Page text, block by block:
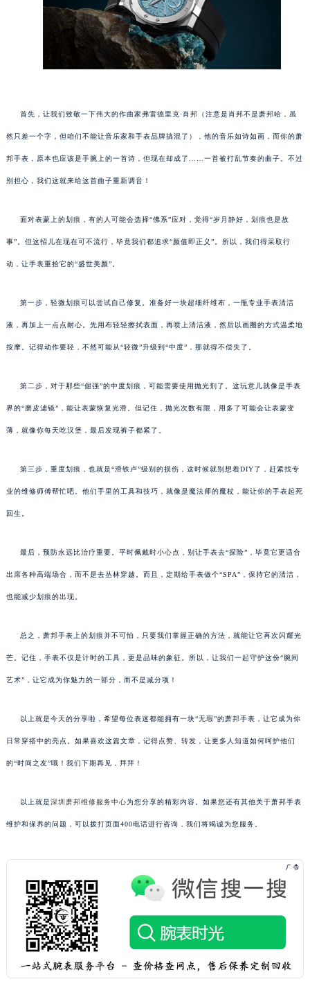
首先，让我们致敬一下伟大的作曲家弗雷德里克·肖邦（注意是肖邦不是萧邦哈，虽
然只差一个字，但咱们不能让音乐家和手表品牌搞混了），他的音乐如诗如画，而你的萧
邦手表，原本也应该是手腕上的一首诗，但现在却成了……一首被打乱节奏的曲子。不过
别担心，我们这就来给这首曲子重新调音！
面对表蒙上的划痕，有的人可能会选择“佛系”应对，觉得“岁月静好，划痕也是故
事”。但这招儿在现在可不流行，毕竟我们都追求“颜值即正义”。所以，我们得采取行
动，让手表重拾它的“盛世美颜”。
第一步，轻微划痕可以尝试自己修复。准备好一块超细纤维布，一瓶专业手表清洁
液，再加上一点点耐心。先用布轻轻擦拭表面，再喷上清洁液，然后以画圈的方式温柔地
按摩。记得动作要轻，不然可能从“轻微”升级到“中度”，那就得不偿失了。
第二步，对于那些“倔强”的中度划痕，可能需要使用抛光剂了。这玩意儿就像是手表
界的“磨皮滤镜”，能让表蒙恢复光滑。但记住，抛光次数有限，用多了可能会让表蒙变
薄，就像你每天吃汉堡，最后发现裤子都紧了。
第三步，重度划痕，也就是“滑铁卢”级别的损伤，这时候就别想着DIY了，赶紧找专
业的维修师傅帮忙吧。他们手里的工具和技巧，就像是魔法师的魔杖，能让你的手表起死
回生。
最后，预防永远比治疗重要。平时佩戴时小心点，别让手表去“探险”，毕竟它更适合
出席各种高端场合，而不是去丛林穿越。而且，定期给手表做个“SPA”，保持它的清洁，
也能减少划痕的出现。
总之，萧邦手表上的划痕并不可怕，只要我们掌握正确的方法，就能让它再次闪耀光
芒。记住，手表不仅是计时的工具，更是品味的象征。所以，让我们一起守护这份“腕间
艺术”，让它成为你魅力的一部分，而不是减分项！
以上就是今天的分享啦，希望每位表迷都能拥有一块“无瑕”的萧邦手表，让它成为你
日常穿搭中的亮点。如果喜欢这篇文章，记得点赞、转发，让更多人知道如何呵护他们
的“时间之友”哦！我们下期再见，拜拜！
以上就是深圳萧邦维修服务中心为您分享的精彩内容。如果您还有其他关于萧邦手表
维护和保养的问题，可以拨打页面400电话进行咨询，我们将竭诚为您服务。